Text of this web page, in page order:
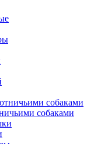
собаками